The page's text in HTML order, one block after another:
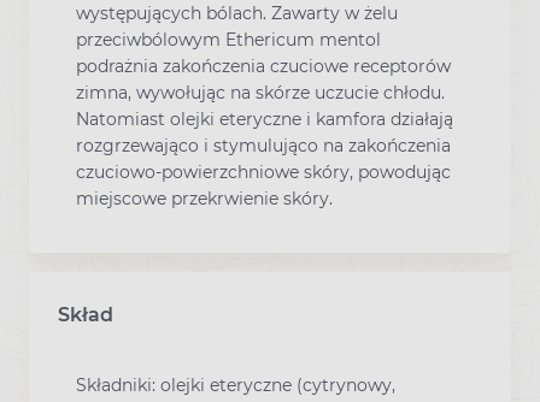
występujących bólach. Zawarty w żelu
przeciwbólowym Ethericum mentol
podrażnia zakończenia czuciowe receptorów
zimna, wywołując na skórze uczucie chłodu.
Natomiast olejki eteryczne i kamfora działają
rozgrzewająco i stymulująco na zakończenia
czuciowo-powierzchniowe skóry, powodując
miejscowe przekrwienie skóry.
Skład
Składniki: olejki eteryczne (cytrynowy,